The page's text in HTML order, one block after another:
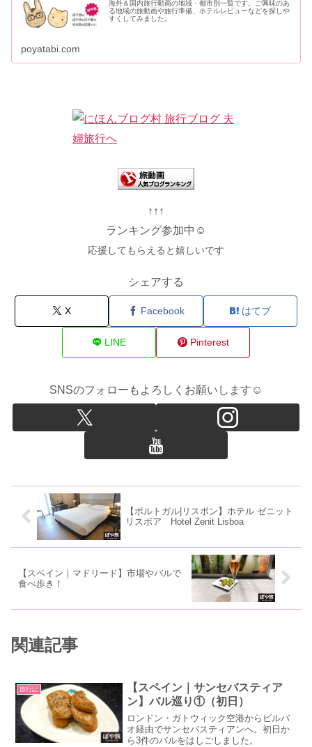
海外＆国内旅行動画の地域・都市別一覧です。ご興味のあ
る地域の旅動画や旅行準備、ホテルレビューなどを探しや
すくしてみました。
poyatabi.com
↑↑↑
ランキング参加中☺
応援してもらえると嬉しいです
シェアする
X Facebook はてブ
LINE Pinterest
SNSのフォローもよろしくお願いします☺
【ポルトガル|リスボン】ホテル ゼニット
リスボア Hotel Zenit Lisboa
【スペイン｜マドリード】市場やバルで
食べ歩き！
関連記事
旅行記
【スペイン｜サンセバスティア
ン】バル巡り①（初日）
ロンドン・ガトウィック空港からビルバ
オ経由でサンセバスティアンへ。初日か
ら3件のバルをはしごしました。